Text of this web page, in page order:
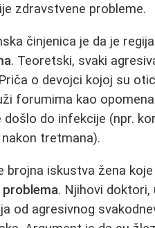
zdravstvene probleme.
činjenica je da je
. Teoretski, svaki
o devojci kojoj su
forumima kao
do infekcije (npr.
tretmana).
brojna iskustva žena
problema. Njihovi doktori,
od agresivnog